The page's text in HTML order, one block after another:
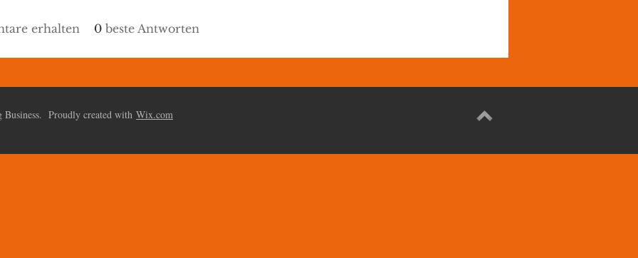
erhalten 0 beste Antworten
Proudly created with Wix.com